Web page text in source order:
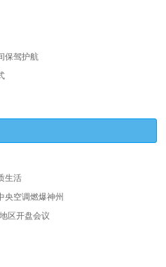
保驾护航
生活
央空调燃爆神州
区开盘会议